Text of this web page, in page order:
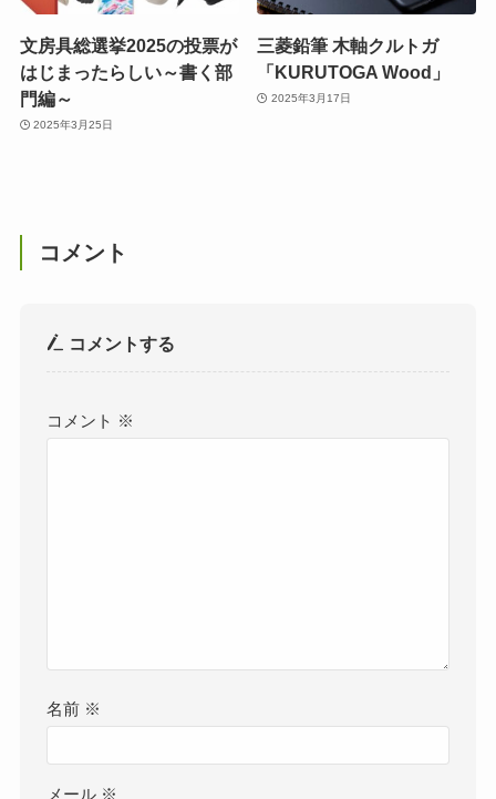
文房具総選挙2025の投票が
はじまったらしい～書く部
門編～
2025年3月25日
三菱鉛筆 木軸クルトガ
「KURUTOGA Wood」
2025年3月17日
コメント
コメントする
コメント ※
名前 ※
メール ※